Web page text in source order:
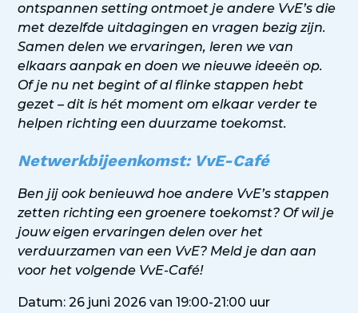
ontspannen setting ontmoet je andere VvE’s die
met dezelfde uitdagingen en vragen bezig zijn.
Samen delen we ervaringen, leren we van
elkaars aanpak en doen we nieuwe ideeën op.
Of je nu net begint of al flinke stappen hebt
gezet – dit is hét moment om elkaar verder te
helpen richting een duurzame toekomst.
Netwerkbijeenkomst: VvE-Café
Ben jij ook benieuwd hoe andere VvE’s stappen
zetten richting een groenere toekomst? Of wil je
jouw eigen ervaringen delen over het
verduurzamen van een VvE? Meld je dan aan
voor het volgende VvE-Café!
Datum: 26 juni 2026 van 19:00-21:00 uur